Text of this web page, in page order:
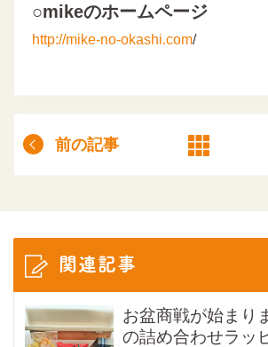
○mikeのホームページ
http://mike-no-okashi.com/
前の記事
関連記事
お盆商戦が始まり
の詰め合わせラッ